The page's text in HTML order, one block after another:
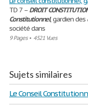
TD 7 – DROIT
Constitutionnel, gardien des
société dans
9 Pages• 4521 Vues
Sujets similaires
Le Conseil